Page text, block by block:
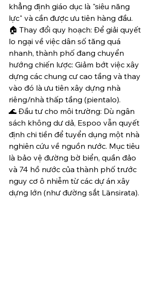
khẳng định giáo dục là "siêu năng
lực" và cần được ưu tiên hàng đầu.
🏠 Thay đổi quy hoạch: Để giải quyết
lo ngại về việc dân số tăng quá
nhanh, thành phố đang chuyển
hướng chiến lược: Giảm bớt việc xây
dựng các chung cư cao tầng và thay
vào đó là ưu tiên xây dựng nhà
riêng/nhà thấp tầng (pientalo).
🌊 Đầu tư cho môi trường: Dù ngân
sách không dư dả, Espoo vẫn quyết
định chi tiền để tuyển dụng một nhà
nghiên cứu về nguồn nước. Mục tiêu
là bảo vệ đường bờ biển, quần đảo
và 74 hồ nước của thành phố trước
nguy cơ ô nhiễm từ các dự án xây
dựng lớn (như đường sắt Länsirata).